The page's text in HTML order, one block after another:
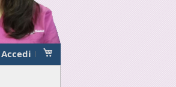
Accedi